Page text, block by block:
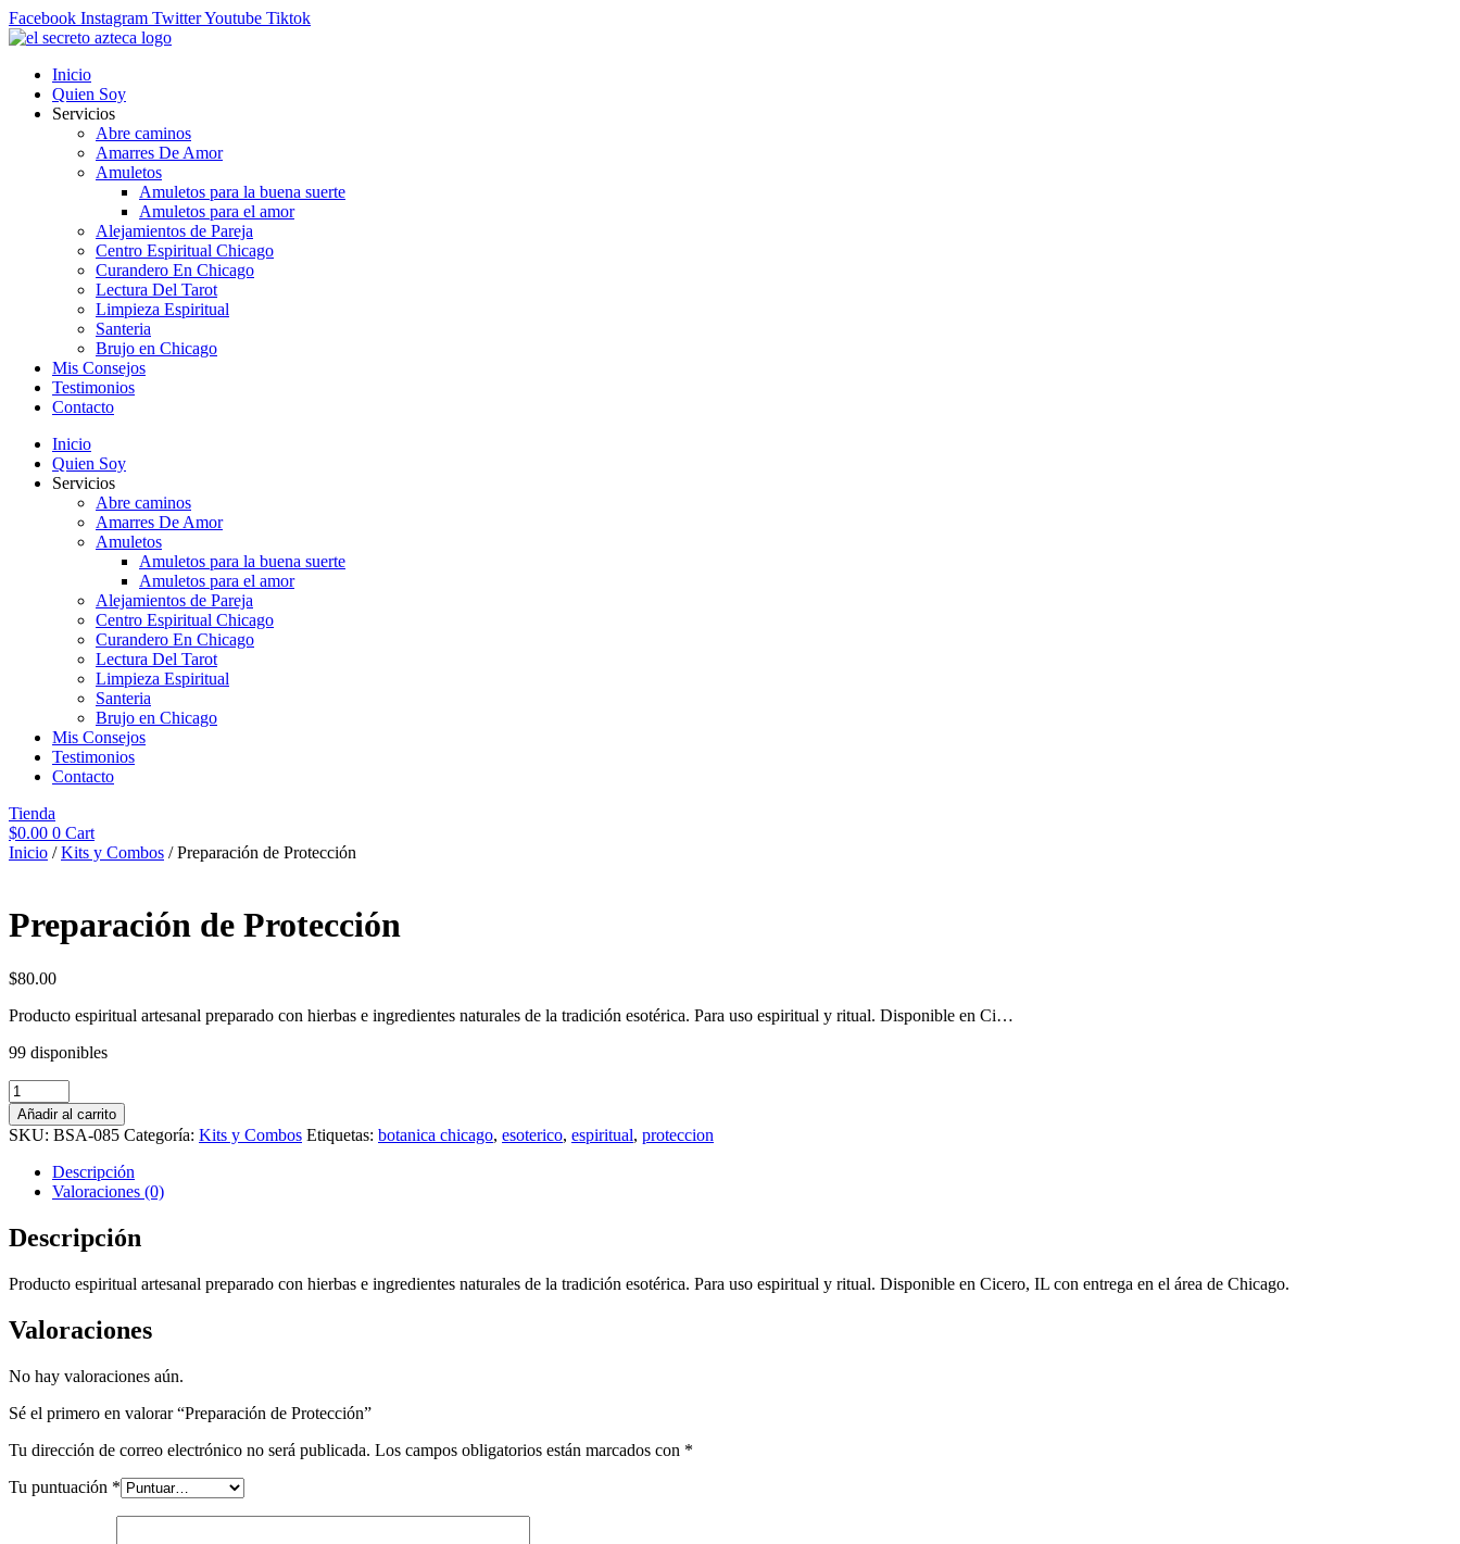
Ir
al
Facebook Instagram TwitterYoutube Tiktok
Inicio
Quien Soy
Servicios
Abre caminos
Amarres De Amor
Amuletos
Amuletos para la buena suerte
Amuletos para el amor
Alejamientos de Pareja
Centro Espiritual Chicago
Curandero En Chicago
Lectura Del Tarot
Limpieza Espiritual
Santeria
Brujo en Chicago
Mis Consejos
Testimonios
Contacto
Inicio
Quien Soy
Servicios
Abre caminos
Amarres De Amor
Amuletos
Amuletos para la buena suerte
Amuletos para el amor
Alejamientos de Pareja
Centro Espiritual Chicago
Curandero En Chicago
Lectura Del Tarot
Limpieza Espiritual
Santeria
Brujo en Chicago
Mis Consejos
Testimonios
Contacto
Tienda
$0.00 0 Cart
Inicio /Kits y Combos / Preparación de Protección
Preparación de Protección
$80.00
Producto espiritual artesanal preparado con hierbas e ingredientes naturales de la tradición esotérica. Para uso espiritual y ritual. Disponible en Ci…
99 disponibles
Preparación
de
Protección
cantidad
Añadir al carrito
SKU: BSA-085 Categoría: Kits y Combos Etiquetas: botanica chicago, esoterico, espiritual, proteccion
Descripción
Valoraciones (0)
Descripción
Producto espiritual artesanal preparado con hierbas e ingredientes naturales de la tradición esotérica. Para uso espiritual y ritual. Disponible en Cicero, IL con entrega en el área de Chicago.
Valoraciones
No hay valoraciones aún.
Sé el primero en valorar “Preparación de Protección”
Tu dirección de correo electrónico no será publicada. Los campos obligatorios están marcados con *
Tu puntuación *